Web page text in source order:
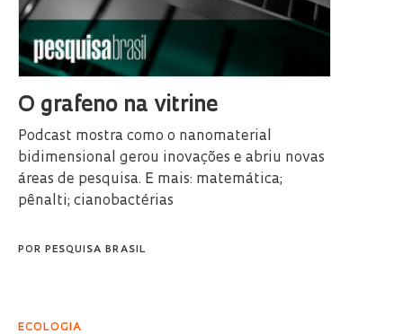
O grafeno na vitrine
Podcast mostra como o nanomaterial
bidimensional gerou inovações e abriu novas
áreas de pesquisa. E mais: matemática;
pênalti; cianobactérias
POR PESQUISA BRASIL
ECOLOGIA